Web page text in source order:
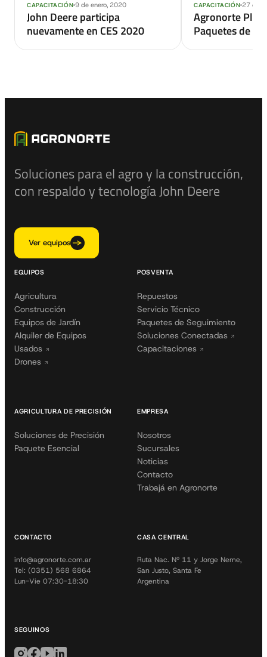
CAPACITACIÓN 9 de enero, 2020
John Deere participa
nuevamente en CES 2020
CAPACITACIÓN 27 de
Agronorte Plus
Paquetes de
Soluciones para el agro y la construcción,
con respaldo y tecnología John Deere
Ver equipos
EQUIPOS
Agricultura
Construcción
Equipos de Jardín
Alquiler de Equipos
Usados
Drones
POSVENTA
Repuestos
Servicio Técnico
Paquetes de Seguimiento
Soluciones Conectadas
Capacitaciones
AGRICULTURA DE PRECISIÓN
Soluciones de Precisión
Paquete Esencial
EMPRESA
Nosotros
Sucursales
Noticias
Contacto
Trabajá en Agronorte
CASA CENTRAL
Ruta Nac. Nº 11 y Jorge Neme,
San Justo, Santa Fe
Argentina
CONTACTO
info@agronorte.com.ar
Tel: (0351) 568 6864
Lun-Vie 07:30-18:30
SEGUINOS